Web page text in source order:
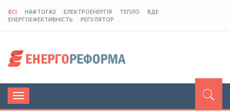
ВСІ НАФТОГАЗ ЕЛЕКТРОЕНЕРГІЯ ТЕПЛО
ВДЕ
ЕНЕРГОЕФЕКТИВНІСТЬ
РЕГУЛЯТОР
Toggle
navigation